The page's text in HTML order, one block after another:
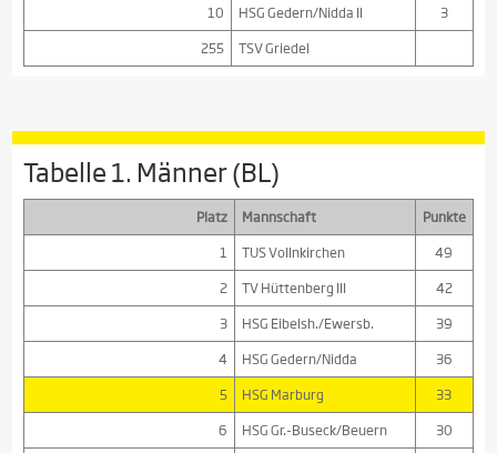
10
HSG Gedern/Nidda II
3
255
TSV Griedel
Tabelle 1. Männer (BL)
Platz Mannschaft
Punkte
1
TUS Vollnkirchen
49
2
TV Hüttenberg III
42
3
HSG Eibelsh./Ewersb.
39
4
HSG Gedern/Nidda
36
5
HSG Marburg
33
6
HSG Gr.-Buseck/Beuern
30